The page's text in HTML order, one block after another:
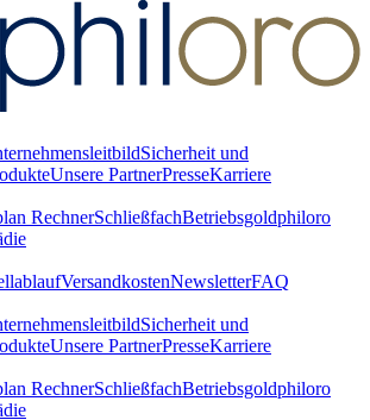
Sicherheit und
Unsere PartnerPresseKarriere
RechnerSchließfachBetriebsgoldphiloro
VersandkostenNewsletterFAQ
Sicherheit und
Unsere PartnerPresseKarriere
RechnerSchließfachBetriebsgoldphiloro